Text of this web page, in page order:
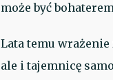
może być
Lata temu wrażenie
ale i tajemnicę